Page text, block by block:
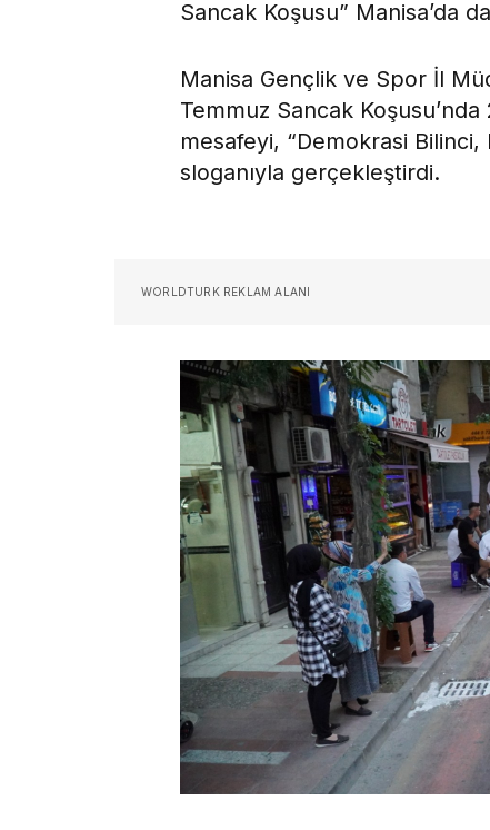
Sancak Koşusu” Manisa’da
Manisa Gençlik ve Spor İl
Temmuz Sancak
mesafeyi, “Demokrasi Bilinci,
sloganıyla gerçekleştirdi.
WORLDTURK REKLAM ALANI